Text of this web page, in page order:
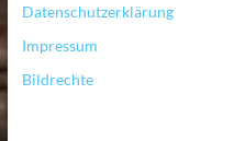
Datenschutzerklärung
Impressum
Bildrechte